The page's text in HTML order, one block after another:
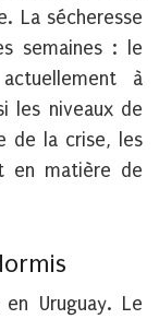
La sécheresse
semaines : le
à
les niveaux de
de la crise, les
en matière de
Uruguay. Le